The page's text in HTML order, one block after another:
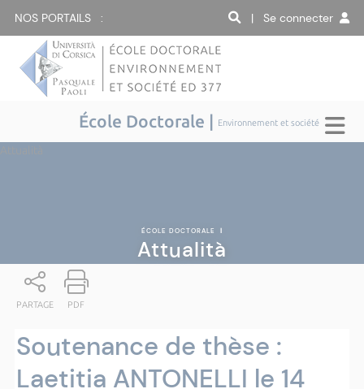
NOS PORTAILS : | Se connecter
École Doctorale | Environnement et société
ÉCOLE DOCTORALE |
Attualità
PARTAGE PDF
Soutenance de thèse :
Laetitia ANTONELLI le 14